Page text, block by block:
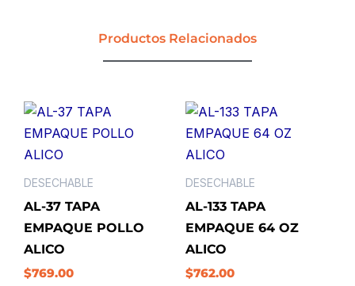
Productos Relacionados
DESECHABLE
AL-37 TAPA
EMPAQUE POLLO
ALICO
$769.00
DESECHABLE
AL-133 TAPA
EMPAQUE 64 OZ
ALICO
$762.00